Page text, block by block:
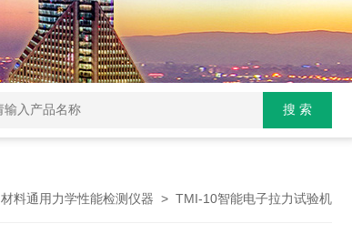
材料通用力学性能检测仪器 > TMI-10智能电子拉力试验机